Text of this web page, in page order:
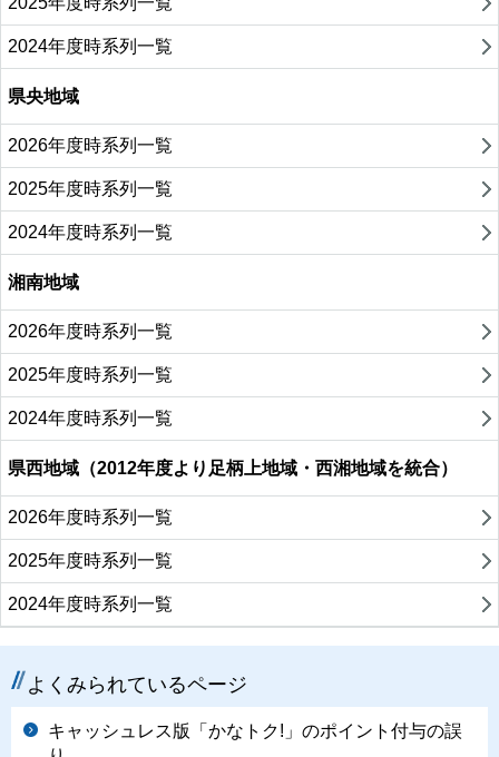
2024年度時系列一覧
県央地域
2026年度時系列一覧
2025年度時系列一覧
2024年度時系列一覧
湘南地域
2026年度時系列一覧
2025年度時系列一覧
2024年度時系列一覧
県西地域（2012年度より足柄上地域・西湘地域を統合）
2026年度時系列一覧
2025年度時系列一覧
2024年度時系列一覧
よくみられているページ
キャッシュレス版「かなトク!」のポイント付与の誤